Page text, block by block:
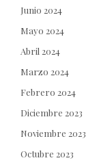
Junio 2024
Mayo 2024
Abril 2024
Marzo 2024
Febrero 2024
Diciembre 2023
Noviembre 2023
Octubre 2023